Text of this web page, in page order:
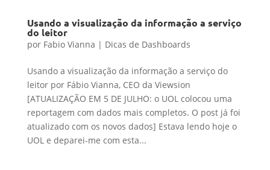
Usando a visualização da informação a serviço
do leitor
por Fabio Vianna | Dicas de Dashboards
Usando a visualização da informação a serviço do
leitor por Fábio Vianna, CEO da Viewsion
[ATUALIZAÇÃO EM 5 DE JULHO: o UOL colocou uma
reportagem com dados mais completos. O post já foi
atualizado com os novos dados] Estava lendo hoje o
UOL e deparei-me com esta...